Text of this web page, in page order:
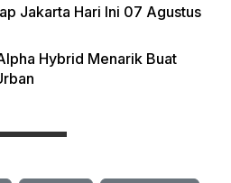
Jakarta Hari Ini 07 Agustus
Hybrid Menarik Buat